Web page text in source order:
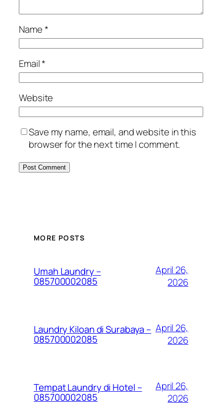
Name*
Email*
Website
Save my name, email, and website in this
browser for the next time I comment.
MORE POSTS
Umah Laundry –
085700002085
April 26,
2026
Laundry Kiloan di Surabaya –
085700002085
April 26,
2026
Tempat Laundry di Hotel –
085700002085
April 26,
2026